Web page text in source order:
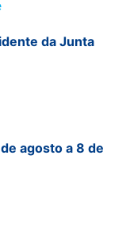
da Junta
agosto a 8 de